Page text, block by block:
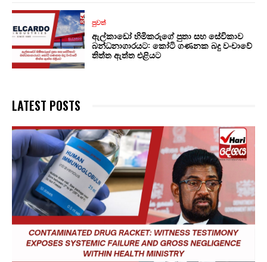
පුවත්
ඇල්කාඩෝ හිමිකරුගේ පුතා සහ සේවිකාව
බන්ධනාගාරයට: කෝටි ගණනක බදු වංචාවේ
තිත්ත ඇත්ත එළියට
LATEST POSTS